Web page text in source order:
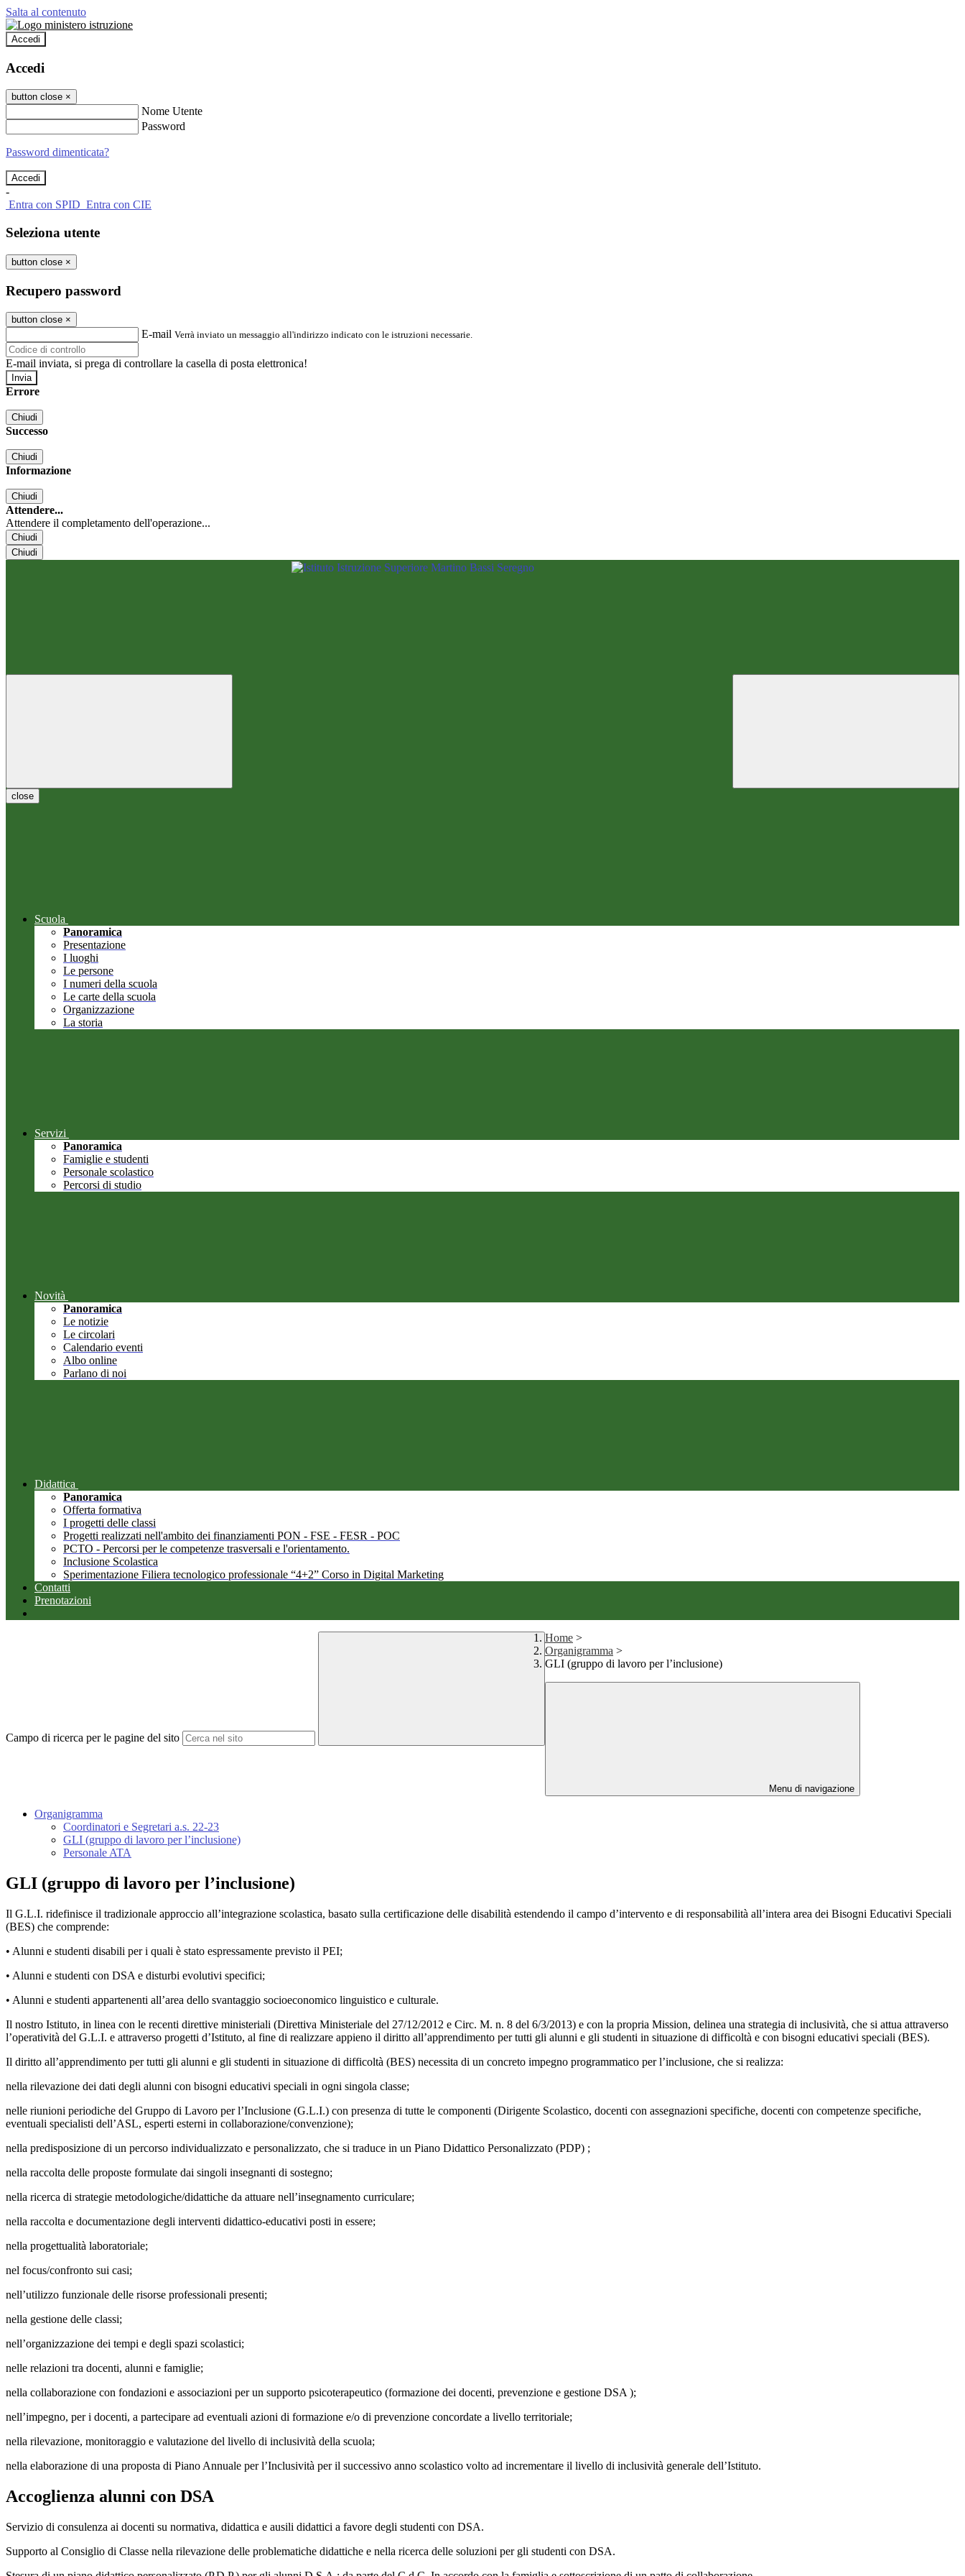
Salta al contenuto
Accedi
Accedi
button close ×
Nome Utente
Password
Password dimenticata?
-
Entra con SPID Entra con CIE
Seleziona utente
button close ×
Recupero password
button close ×
E-mail Verrà inviato un messaggio all'indirizzo indicato con le istruzioni necessarie.
E-mail inviata, si prega di controllare la casella di posta elettronica!
Errore
Chiudi
Successo
Chiudi
Informazione
Chiudi
Attendere...
Attendere il completamento dell'operazione...
Chiudi
Chiudi
close
Scuola
Panoramica
Presentazione
I luoghi
Le persone
I numeri della scuola
Le carte della scuola
Organizzazione
La storia
Servizi
Panoramica
Famiglie e studenti
Personale scolastico
Percorsi di studio
Novità
Panoramica
Le notizie
Le circolari
Calendario eventi
Albo online
Parlano di noi
Didattica
Panoramica
Offerta formativa
I progetti delle classi
Progetti realizzati nell'ambito dei finanziamenti PON - FSE - FESR - POC
PCTO - Percorsi per le competenze trasversali e l'orientamento.
Inclusione Scolastica
Sperimentazione Filiera tecnologico professionale “4+2” Corso in Digital Marketing
Contatti
Prenotazioni
Campo di ricerca per le pagine del sito
Home >
Organigramma >
GLI (gruppo di lavoro per l’inclusione)
Menu di navigazione
Organigramma
Coordinatori e Segretari a.s. 22-23
GLI (gruppo di lavoro per l’inclusione)
Personale ATA
GLI (gruppo di lavoro per l’inclusione)
Il G.L.I. ridefinisce il tradizionale approccio all’integrazione scolastica, basato sulla certificazione delle disabilità estendendo il campo d’intervento e di responsabilità all’intera area dei Bisogni Educativi Speciali
(BES) che comprende:
• Alunni e studenti disabili per i quali è stato espressamente previsto il PEI;
• Alunni e studenti con DSA e disturbi evolutivi specifici;
• Alunni e studenti appartenenti all’area dello svantaggio socioeconomico linguistico e culturale.
Il nostro Istituto, in linea con le recenti direttive ministeriali (Direttiva Ministeriale del 27/12/2012 e Circ. M. n. 8 del 6/3/2013) e con la propria Mission, delinea una strategia di inclusività, che si attua attraverso
l’operatività del G.L.I. e attraverso progetti d’Istituto, al fine di realizzare appieno il diritto all’apprendimento per tutti gli alunni e gli studenti in situazione di difficoltà e con bisogni educativi speciali (BES).
Il diritto all’apprendimento per tutti gli alunni e gli studenti in situazione di difficoltà (BES) necessita di un concreto impegno programmatico per l’inclusione, che si realizza:
nella rilevazione dei dati degli alunni con bisogni educativi speciali in ogni singola classe;
nelle riunioni periodiche del Gruppo di Lavoro per l’Inclusione (G.L.I.) con presenza di tutte le componenti (Dirigente Scolastico, docenti con assegnazioni specifiche, docenti con competenze specifiche,
eventuali specialisti dell’ASL, esperti esterni in collaborazione/convenzione);
nella predisposizione di un percorso individualizzato e personalizzato, che si traduce in un Piano Didattico Personalizzato (PDP) ;
nella raccolta delle proposte formulate dai singoli insegnanti di sostegno;
nella ricerca di strategie metodologiche/didattiche da attuare nell’insegnamento curriculare;
nella raccolta e documentazione degli interventi didattico-educativi posti in essere;
nella progettualità laboratoriale;
nel focus/confronto sui casi;
nell’utilizzo funzionale delle risorse professionali presenti;
nella gestione delle classi;
nell’organizzazione dei tempi e degli spazi scolastici;
nelle relazioni tra docenti, alunni e famiglie;
nella collaborazione con fondazioni e associazioni per un supporto psicoterapeutico (formazione dei docenti, prevenzione e gestione DSA );
nell’impegno, per i docenti, a partecipare ad eventuali azioni di formazione e/o di prevenzione concordate a livello territoriale;
nella rilevazione, monitoraggio e valutazione del livello di inclusività della scuola;
nella elaborazione di una proposta di Piano Annuale per l’Inclusività per il successivo anno scolastico volto ad incrementare il livello di inclusività generale dell’Istituto.
Accoglienza alunni con DSA
Servizio di consulenza ai docenti su normativa, didattica e ausili didattici a favore degli studenti con DSA.
Supporto al Consiglio di Classe nella rilevazione delle problematiche didattiche e nella ricerca delle soluzioni per gli studenti con DSA.